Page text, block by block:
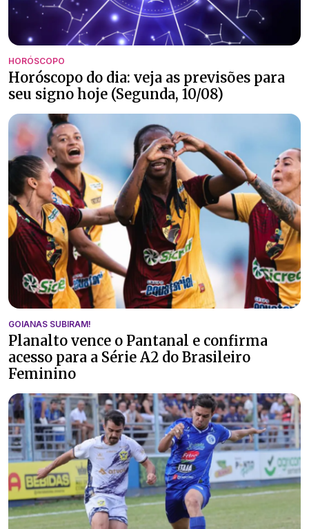
HORÓSCOPO
Horóscopo do dia: veja as previsões para
seu signo hoje (Segunda, 10/08)
GOIANAS SUBIRAM!
Planalto vence o Pantanal e confirma
acesso para a Série A2 do Brasileiro
Feminino